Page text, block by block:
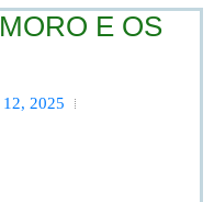
E OS
2025